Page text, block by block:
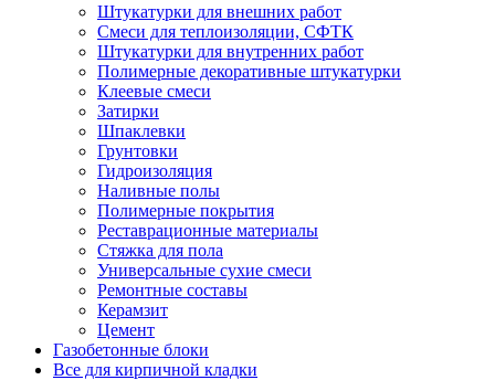
Штукатурки для внешних работ
Смеси для теплоизоляции, СФТК
Штукатурки для внутренних работ
Полимерные декоративные штукатурки
Клеевые смеси
Затирки
Шпаклевки
Грунтовки
Гидроизоляция
Наливные полы
Полимерные покрытия
Реставрационные материалы
Стяжка для пола
Универсальные сухие смеси
Ремонтные составы
Керамзит
Цемент
Газобетонные блоки
Все для кирпичной кладки